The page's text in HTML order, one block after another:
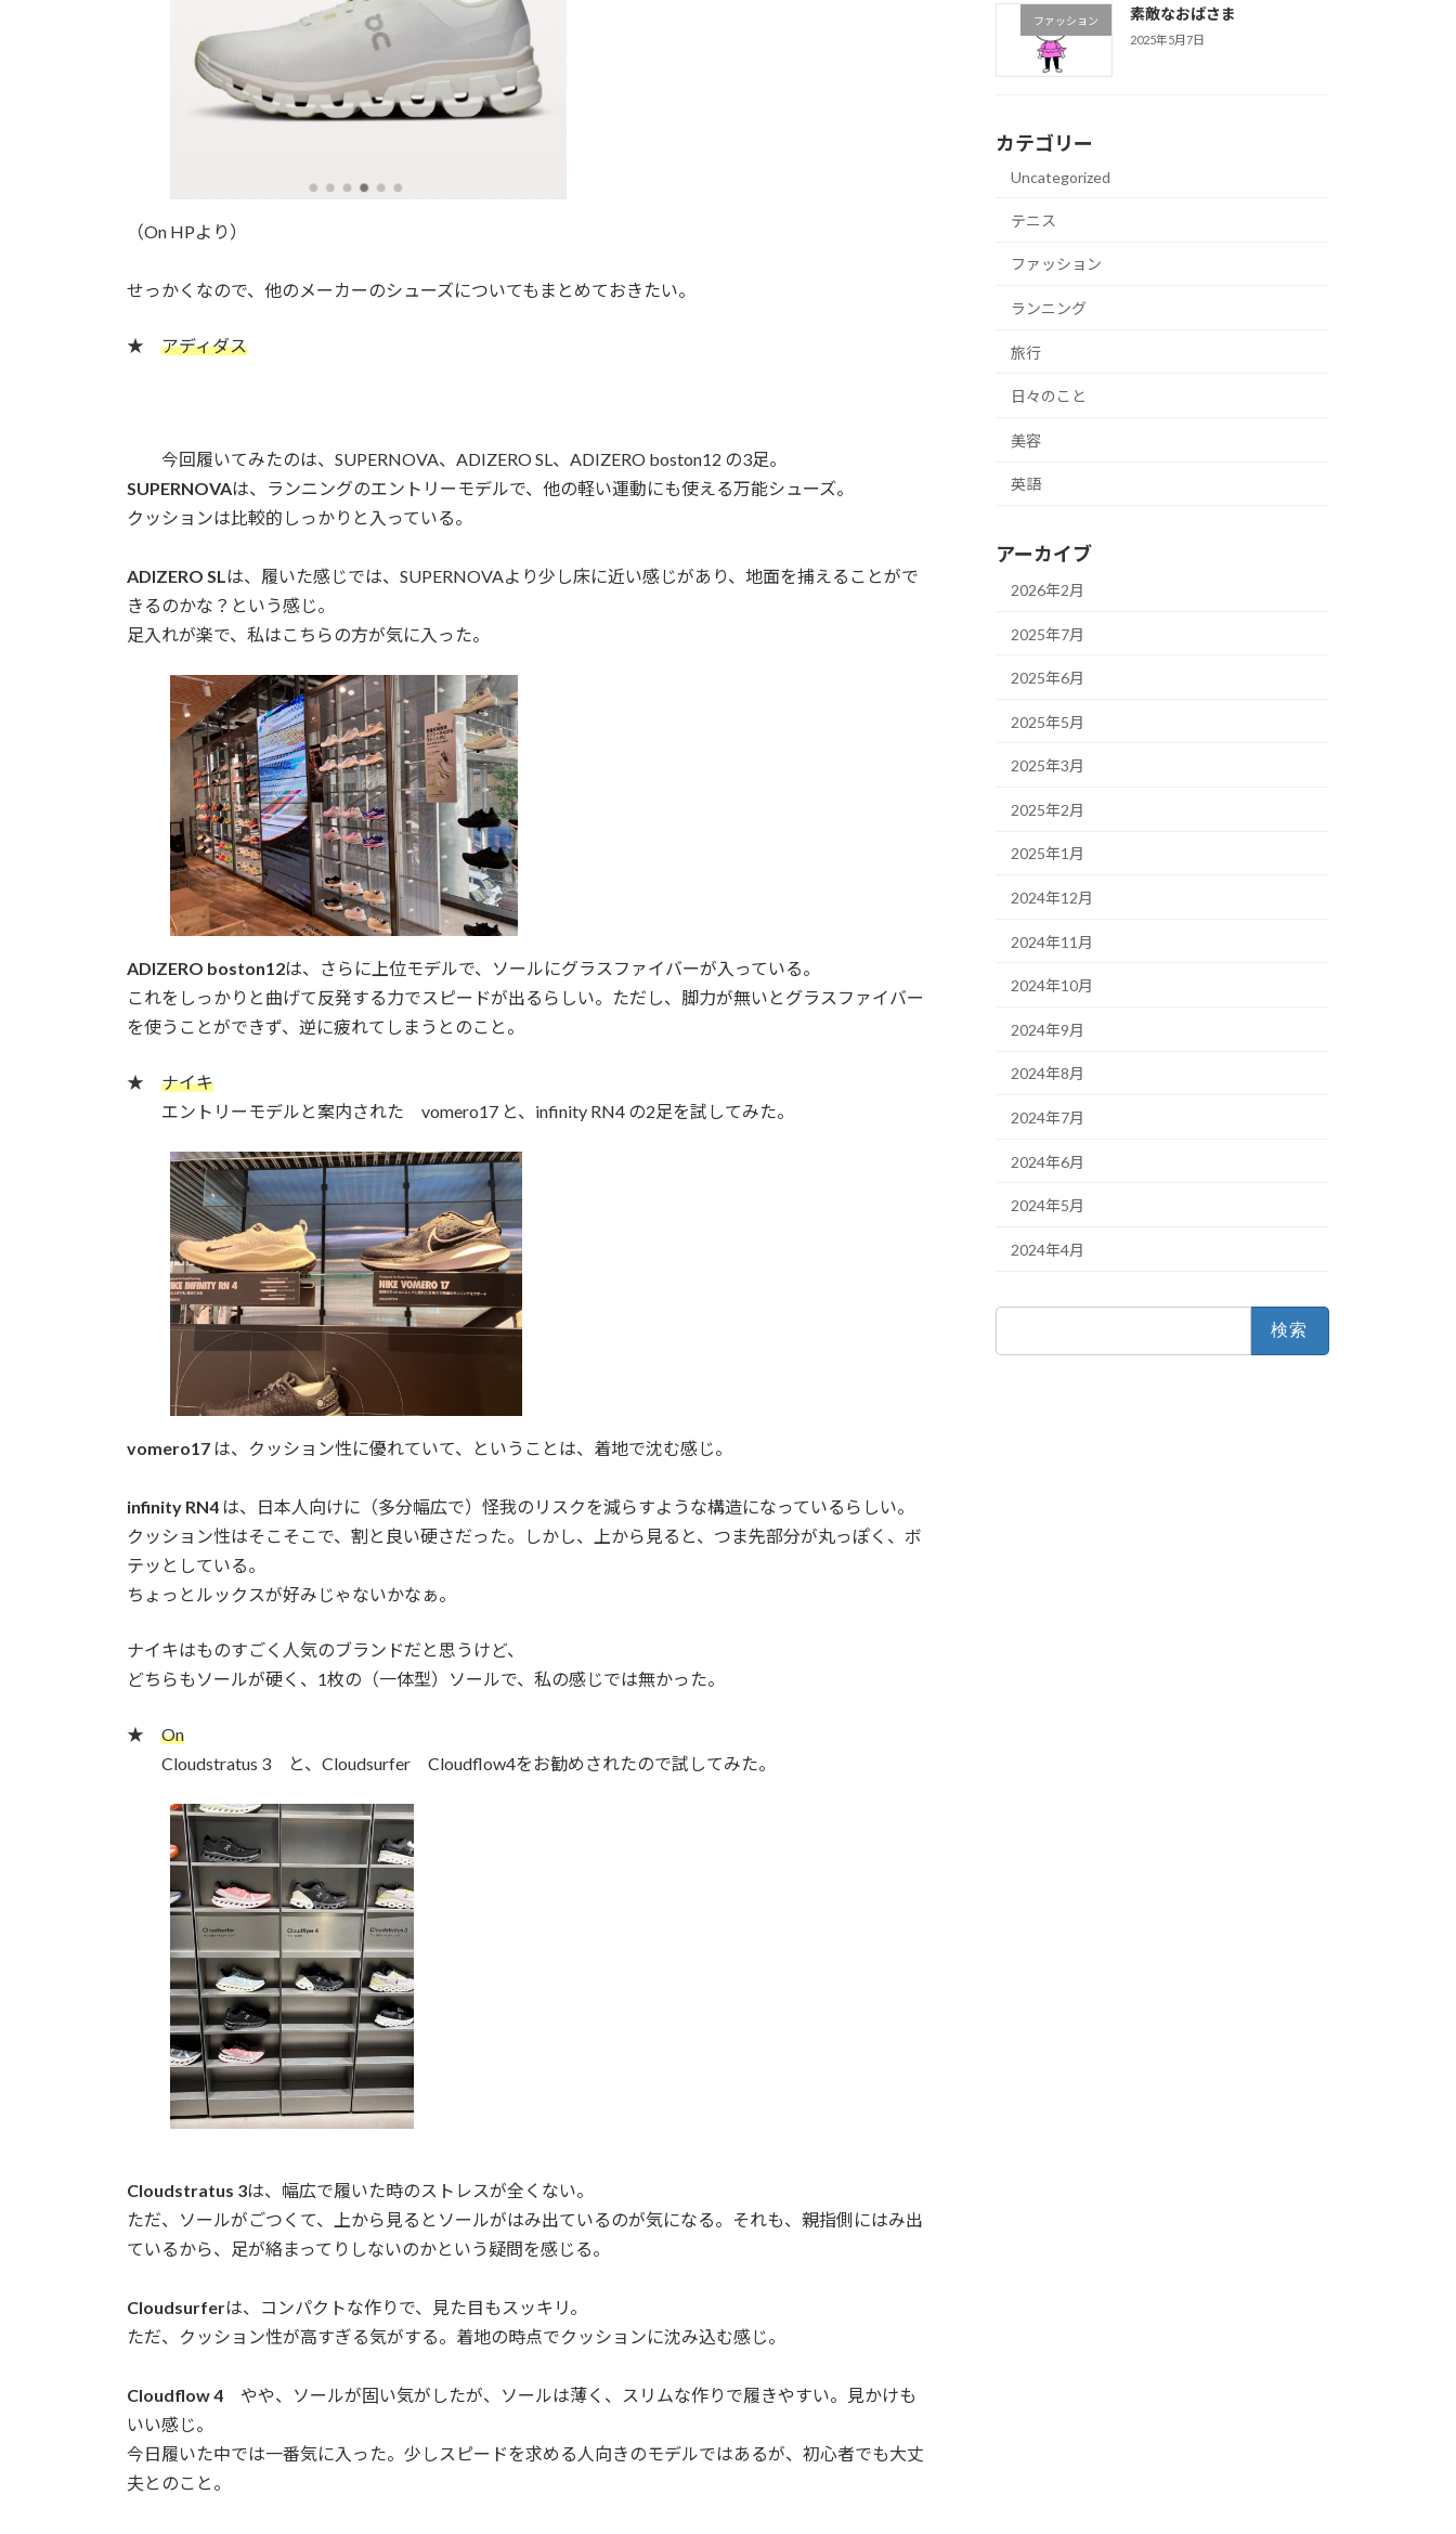
（On HPより）
せっかくなので、他のメーカーのシューズについてもまとめておきたい。
★ アディダス
今回履いてみたのは、SUPERNOVA、ADIZERO SL、ADIZERO boston12 の3足。
SUPERNOVAは、ランニングのエントリーモデルで、他の軽い運動にも使える万能シューズ。
クッションは比較的しっかりと入っている。
ADIZERO SLは、履いた感じでは、SUPERNOVAより少し床に近い感じがあり、地面を捕えることがで
きるのかな？という感じ。
足入れが楽で、私はこちらの方が気に入った。
ADIZERO boston12は、さらに上位モデルで、ソールにグラスファイバーが入っている。
これをしっかりと曲げて反発する力でスピードが出るらしい。ただし、脚力が無いとグラスファイバー
を使うことができず、逆に疲れてしまうとのこと。
★ ナイキ
エントリーモデルと案内された vomero17 と、infinity RN4 の2足を試してみた。
vomero17 は、クッション性に優れていて、ということは、着地で沈む感じ。
infinity RN4 は、日本人向けに（多分幅広で）怪我のリスクを減らすような構造になっているらしい。
クッション性はそこそこで、割と良い硬さだった。しかし、上から見ると、つま先部分が丸っぽく、ボ
テッとしている。
ちょっとルックスが好みじゃないかなぁ。
ナイキはものすごく人気のブランドだと思うけど、
どちらもソールが硬く、1枚の（一体型）ソールで、私の感じでは無かった。
★ On
Cloudstratus 3 と、Cloudsurfer Cloudflow4をお勧めされたので試してみた。
Cloudstratus 3は、幅広で履いた時のストレスが全くない。
ただ、ソールがごつくて、上から見るとソールがはみ出ているのが気になる。それも、親指側にはみ出
ているから、足が絡まってりしないのかという疑問を感じる。
Cloudsurferは、コンパクトな作りで、見た目もスッキリ。
ただ、クッション性が高すぎる気がする。着地の時点でクッションに沈み込む感じ。
Cloudflow 4 やや、ソールが固い気がしたが、ソールは薄く、スリムな作りで履きやすい。見かけも
いい感じ。
今日履いた中では一番気に入った。少しスピードを求める人向きのモデルではあるが、初心者でも大丈
夫とのこと。
ファッション 素敵なおばさま
2025年5月7日
カテゴリー
Uncategorized
テニス
ファッション
ランニング
旅行
日々のこと
美容
英語
アーカイブ
2026年2月
2025年7月
2025年6月
2025年5月
2025年3月
2025年2月
2025年1月
2024年12月
2024年11月
2024年10月
2024年9月
2024年8月
2024年7月
2024年6月
2024年5月
2024年4月